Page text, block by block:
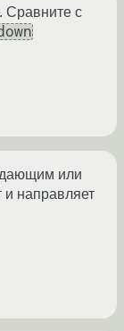
Сравните с
или
направляет